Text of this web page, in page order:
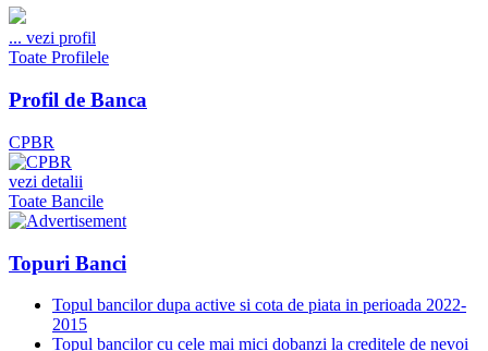
... vezi profil
Toate Profilele
Profil de Banca
CPBR
vezi detalii
Toate Bancile
Topuri Banci
Topul bancilor dupa active si cota de piata in perioada 2022-
2015
Topul bancilor cu cele mai mici dobanzi la creditele de nevoi